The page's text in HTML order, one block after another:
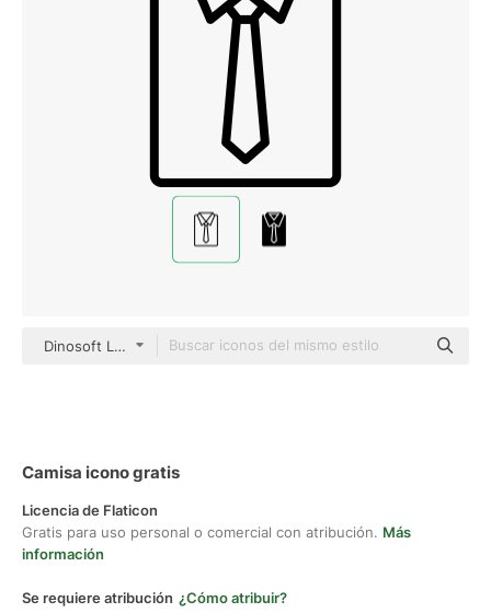
Dinosoft Lineal
Camisa icono gratis
Licencia de Flaticon
Gratis para uso personal o comercial con atribución. Más
información
Se requiere atribución ¿Cómo atribuir?